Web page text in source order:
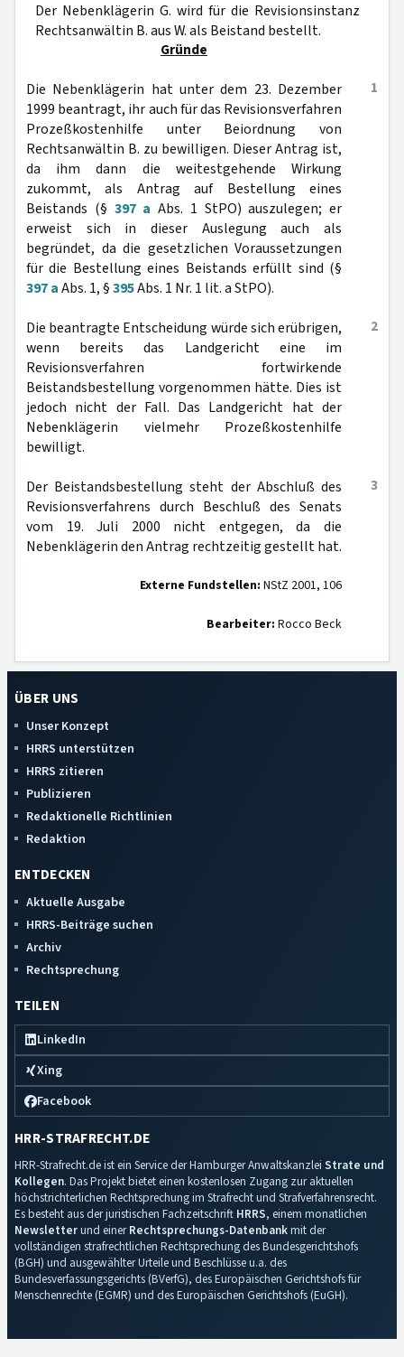
Der Nebenklägerin G. wird für die Revisionsinstanz
Rechtsanwältin B. aus W. als Beistand bestellt.
Gründe
1
Die Nebenklägerin hat unter dem 23. Dezember
1999 beantragt, ihr auch für das Revisionsverfahren
Prozeßkostenhilfe unter Beiordnung von
Rechtsanwältin B. zu bewilligen. Dieser Antrag ist,
da ihm dann die weitestgehende Wirkung
zukommt, als Antrag auf Bestellung eines
Beistands (§ 397 a Abs. 1 StPO) auszulegen; er
erweist sich in dieser Auslegung auch als
begründet, da die gesetzlichen Voraussetzungen
für die Bestellung eines Beistands erfüllt sind (§
397 aAbs. 1, §395Abs. 1 Nr. 1 lit. a StPO).
2
Die beantragte Entscheidung würde sich erübrigen,
wenn bereits das Landgericht eine im
Revisionsverfahren fortwirkende
Beistandsbestellung vorgenommen hätte. Dies ist
jedoch nicht der Fall. Das Landgericht hat der
Nebenklägerin vielmehr Prozeßkostenhilfe
bewilligt.
3
Der Beistandsbestellung steht der Abschluß des
Revisionsverfahrens durch Beschluß des Senats
vom 19. Juli 2000 nicht entgegen, da die
Nebenklägerin den Antrag rechtzeitig gestellt hat.
Externe Fundstellen: NStZ 2001, 106
Bearbeiter: Rocco Beck
ÜBER UNS
Unser Konzept
HRRS unterstützen
HRRS zitieren
Publizieren
Redaktionelle Richtlinien
Redaktion
ENTDECKEN
Aktuelle Ausgabe
HRRS-Beiträge suchen
Archiv
Rechtsprechung
TEILEN
LinkedIn
Xing
Facebook
HRR-STRAFRECHT.DE
HRR-Strafrecht.de ist ein Service der Hamburger Anwaltskanzlei Strate und
Kollegen. Das Projekt bietet einen kostenlosen Zugang zur aktuellen
höchstrichterlichen Rechtsprechung im Strafrecht und Strafverfahrensrecht.
Es besteht aus der juristischen Fachzeitschrift HRRS, einem monatlichen
Newsletterund einerRechtsprechungs-Datenbankmit der
vollständigen strafrechtlichen Rechtsprechung des Bundesgerichtshofs
(BGH) und ausgewählter Urteile und Beschlüsse u.a. des
Bundesverfassungsgerichts (BVerfG), des Europäischen Gerichtshofs für
Menschenrechte (EGMR) und des Europäischen Gerichtshofs (EuGH).